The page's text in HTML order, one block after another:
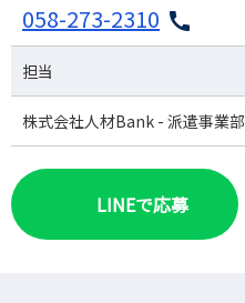
058-273-2310
担当
株式会社人材Bank - 派遣事業部
LINEで応募